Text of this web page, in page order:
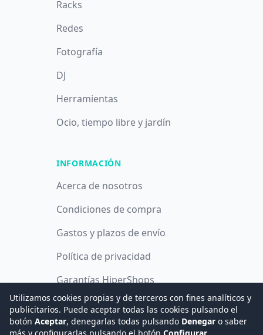
Racks
Redes
Fotografía
DJ
Herramientas
Ocio, tiempo libre y jardín
INFORMACIÓN
Acerca de nosotros
Condiciones de compra
Gastos y plazos de envío
Política de privacidad
Garantías HiperShops
Política de cookies
Utilizamos cookies propias y de terceros con fines analíticos y
publicitarios. Puede aceptar todas las cookies pulsando el
botón Aceptar, denegarlas todas pulsando Denegar o saber